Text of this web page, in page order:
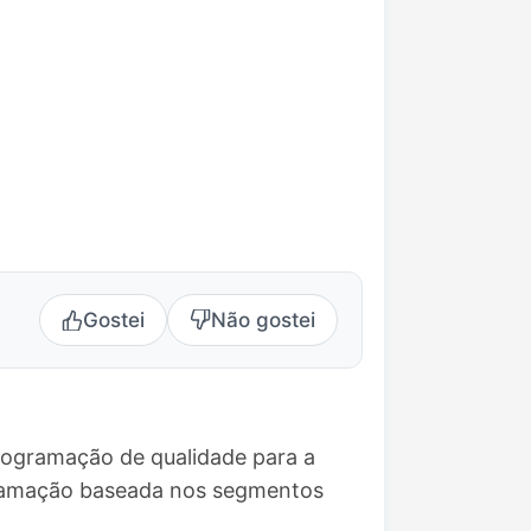
Gostei Não gostei
de qualidade para a
baseada nos segmentos